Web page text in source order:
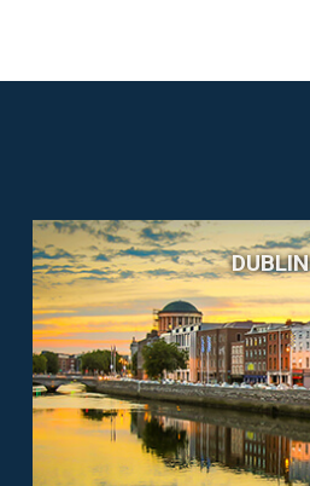
DUBLIN